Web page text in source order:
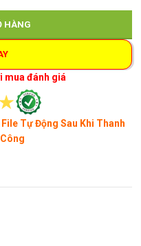
HÀNG
mua đánh giá
File Tự Động Sau Khi Thanh